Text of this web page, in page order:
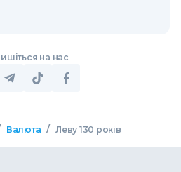
на нас
Валюта / Леву 130 років